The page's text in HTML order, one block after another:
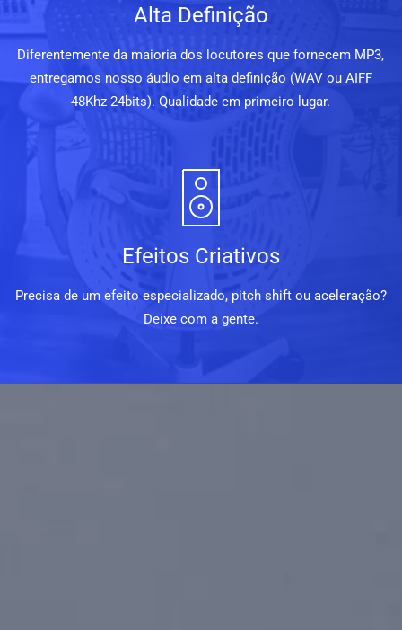
Alta Definição
Diferentemente da maioria dos locutores que fornecem MP3,
entregamos nosso áudio em alta definição (WAV ou AIFF
48Khz 24bits). Qualidade em primeiro lugar.
Efeitos Criativos
Precisa de um efeito especializado, pitch shift ou aceleração?
Deixe com a gente.